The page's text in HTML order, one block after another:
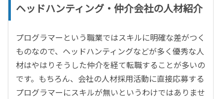
ヘッドハンティング・仲介会社の人材紹介
プログラマーという職業ではスキルに明確な差がつく
ものなので、ヘッドハンティングなどが多く優秀な人
材はやはりそうした仲介を経て転職することが多いの
です。もちろん、会社の人材採用活動に直接応募する
プログラマーにスキルが無いというわけではありませ